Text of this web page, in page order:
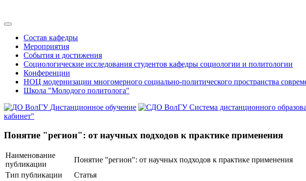
Состав кафедры
Мероприятия
События и достижения
Социологические исследования студентов кафедры социологии и политологии
Конференции
НОЦ модернизации многомерного социально-политического пространства
Школа "Молодого политолога"
Дистанционное обучение
Система дистанционного
кабинет"
Понятие "регион": от научных подходов к практике применения
Наименование
публикации
Понятие "регион": от научных подходов к практике применения
Тип публикации
Статья